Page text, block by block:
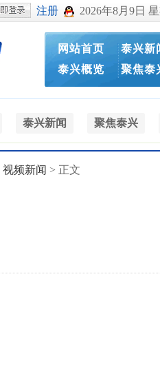
注册 2026年8月9日
网站首页
泰兴概览
泰兴新
聚焦泰
泰兴新闻 聚焦泰兴
视频新闻 > 正文